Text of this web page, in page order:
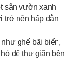
sân vườn xanh
trở nên hấp dẫn
như ghế bãi biển,
để thư giãn bên